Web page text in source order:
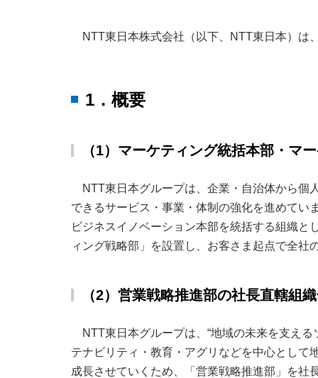
NTT東日本株式会社（以下、NTT東日本）は
1．概要
（1）マーケティング統括本部・マ
NTT東日本グループは、企業・自治体から個
できるサービス・事業・体制の強化を進めてい
ビジネスイノベーション本部を統括する組織
ィング戦略部」を設置し、お客さま起点で全
（2）営業戦略推進部の社長直轄組
NTT東日本グループは、“地域の未来を支え
テナビリティ・教育・アグリなどを中心として
成長させていくため、「営業戦略推進部」を社